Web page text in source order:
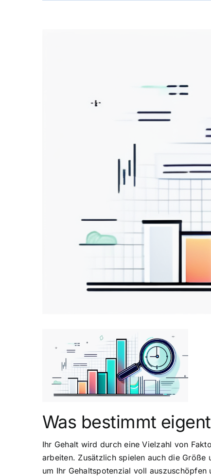
Was bestimmt
Ihr Gehalt wird durch eine Vielzahl von
arbeiten. Zusätzlich spielen auch die Größe
um Ihr Gehaltspotenzial voll